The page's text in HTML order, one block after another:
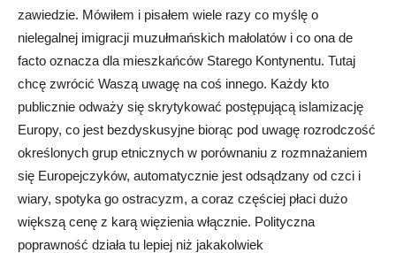
zawiedzie. Mówiłem i pisałem wiele razy co myślę o
nielegalnej imigracji muzułmańskich małolatów i co ona de
facto oznacza dla mieszkańców Starego Kontynentu. Tutaj
chcę zwrócić Waszą uwagę na coś innego. Każdy kto
publicznie odważy się skrytykować postępującą islamizację
Europy, co jest bezdyskusyjne biorąc pod uwagę rozrodczość
określonych grup etnicznych w porównaniu z rozmnażaniem
się Europejczyków, automatycznie jest odsądzany od czci i
wiary, spotyka go ostracyzm, a coraz częściej płaci dużo
większą cenę z karą więzienia włącznie. Polityczna
poprawność działa tu lepiej niż jakakolwiek